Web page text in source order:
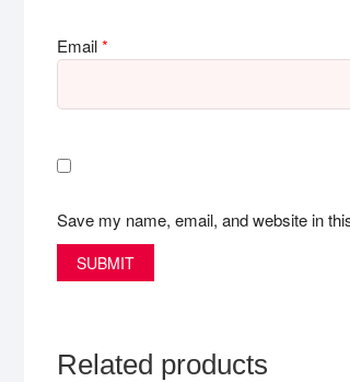
Email*
Save my name, email, and website in
Related products